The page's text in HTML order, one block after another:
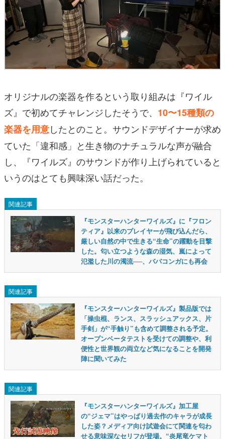
オリジナルの楽器を作るという取り組みは『ワイル
ズ』で初めてチャレンジしたそうで、 10〜15種類の
楽器を用意したとのこと。サウンドデザイナーが求め
ていた「違和感」と生き物のナチュラルな声が融合
し、『ワイルズ』のサウンドが作り上げられていると
いうのはとても興味深い話だった。
関連記事
『モンスターハンターワイルズ』に『フロン
ティア』以来のプレイヤーが飛び込んだら、
厳しい自然の中で生きる“生命”の躍動を目撃
した。匂い立つような森の湿気、嵐によって
氾濫した川の濁流──、ババコンガにも再会
関連記事
『モンスターハンターワイルズ』製品版では
「操虫棍、ランス、スラッシュアックス、片
手剣」が“手触り”も含めて調整される予定。
オープンベータテストを受けての調整や、利
便性と世界観の両立など気になることを開発
陣に聞いてみた
関連記事
『モンスターハンターワイルズ』加工屋
の“ジェマ”はやっぱり過去作のキャラが成長
した姿？メディア向け試遊会にて関連を匂わ
せる意味深なセリフが登場。“炎尾竜ケマト